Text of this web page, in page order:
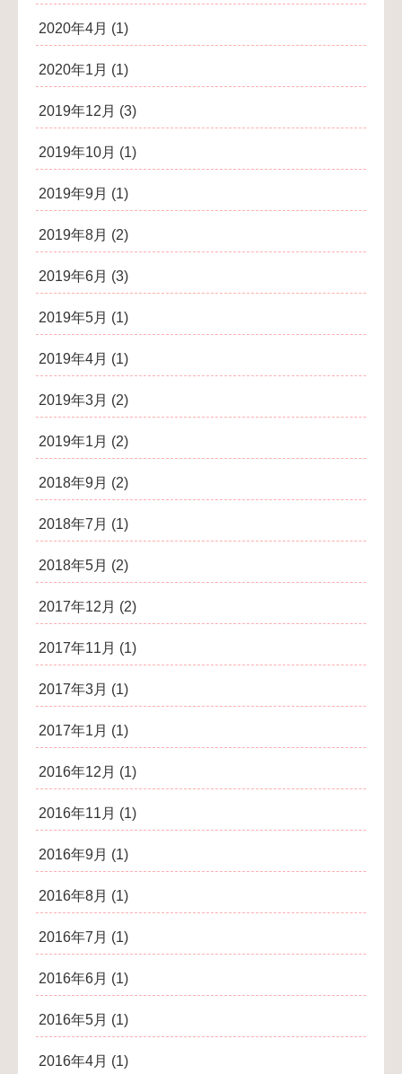
2020年4月 (1)
2020年1月 (1)
2019年12月 (3)
2019年10月 (1)
2019年9月 (1)
2019年8月 (2)
2019年6月 (3)
2019年5月 (1)
2019年4月 (1)
2019年3月 (2)
2019年1月 (2)
2018年9月 (2)
2018年7月 (1)
2018年5月 (2)
2017年12月 (2)
2017年11月 (1)
2017年3月 (1)
2017年1月 (1)
2016年12月 (1)
2016年11月 (1)
2016年9月 (1)
2016年8月 (1)
2016年7月 (1)
2016年6月 (1)
2016年5月 (1)
2016年4月 (1)